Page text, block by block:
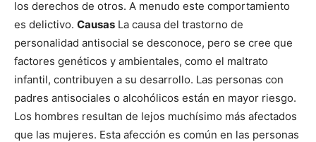
los derechos de otros. A menudo este comportamiento
es delictivo. Causas La causa del trastorno de
personalidad antisocial se desconoce, pero se cree que
factores genéticos y ambientales, como el maltrato
infantil, contribuyen a su desarrollo. Las personas con
padres antisociales o alcohólicos están en mayor riesgo.
Los hombres resultan de lejos muchísimo más afectados
que las mujeres. Esta afección es común en las personas